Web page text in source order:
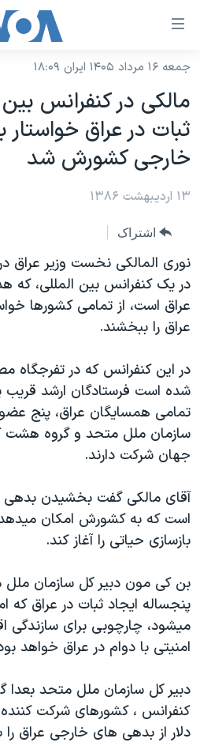
لینکهای
دسترسی
جهش
محتوای
اصلی
صفحه
جهش
به
جستجو
نسخه سبک وب‌سایت
موضوع ها
ایران
آمریکا
جهان
ورزشی
گزیده‌ها
ویژه برنامه‌ها
فرهنگ و زندگی
حقوق شهروندی
اقتصادی
علم و فناوری
گالری عکس
آرشیو پخش زنده
برنامه های تلویزیونی
جدول برنامه ها
صفحه‌های ویژه
جام جهانی ۲۰۲۶
عملیات خشم حماسی
۲۵۰سالگی آمریکا
مستندها
انتخابات ریاست جمهوری آمریکا ۲۰۲۴
حمله جمهوری اسلامی به اسرائیل
رمز مهسا
اعتراضات زن، زندگی، آزادی
مجموعه مستندهای دادخواهی
دادگاه حمید نوری
چهل سال گروگان‌گیری
قانون شفافیت دارائی کادر رهبری
اعتراضات مردمی آبان ۹۸
اسرائیل در جنگ
نرگس محمدی برنده جایزه نوبل صلح
فرکانس‌های صدای آمریکا
پخش رادیویی
یادگیری زبان انگلیسی
دنبال کنید
جمعه ۱۶ مرداد ۱۴۰۵ ایران ۱۸:۰۹
مالکی در کنفرانس بين
ثبات در عراق
خارجی کشورش شد
۱۳ اردیبهشت ۱۳۸۶
اشتراک
نوری المالکی نخست وزير عراق
در يک کنفرانس بين المللی، که
عراق است، از تمامی کشورها
عراق را ببخشند.
در اين کنفرانس که در
شده است فرستادگان ارشد قريب
تمامی همسايگان عراق، پنج
سازمان ملل متحد و گروه هشت
جهان شرکت دارند.
آقای مالکی گفت بخشيدن بدهی
است که به کشورش امکان ميدهد
بازسازی حياتی را آغاز کند.
بن کی مون دبير کل سازمان ملل
پنجساله ايجاد ثبات در عراق که
ميشود، چارچوبی برای سازندگی
امنيتی با دوام در عراق خواهد
دبير کل سازمان ملل متحد بعدا
کنفرانس ، کشورهای شرکت
دلار از بدهی های خارجی عراق